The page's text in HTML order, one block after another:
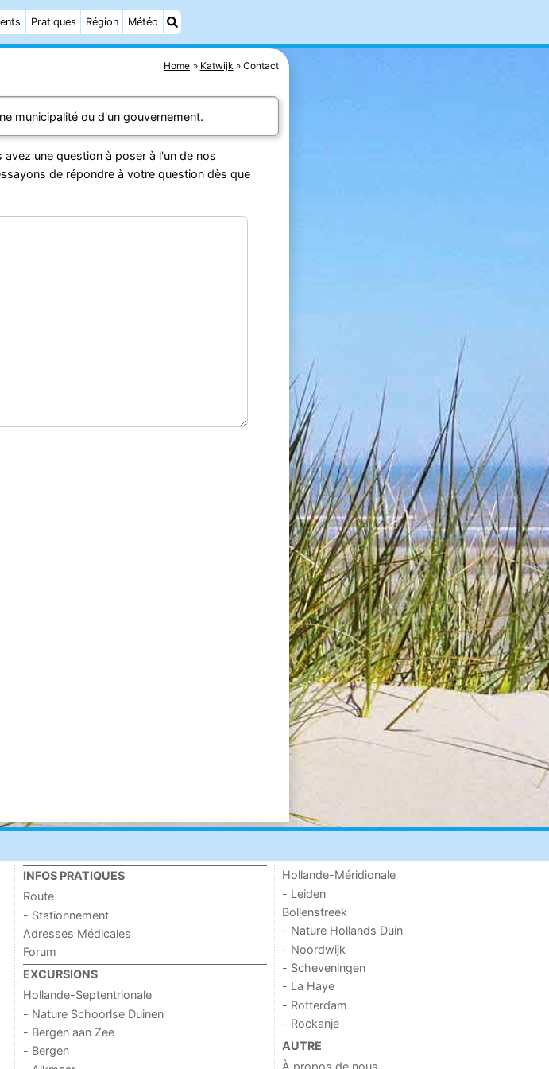
Pratiques Région Météo
Home Katwijk Contact
municipalité ou d'un gouvernement.
une question à poser à l'un de nos
de répondre à votre question dès que
INFOS PRATIQUES
Route
- Stationnement
Adresses Médicales
Forum
EXCURSIONS
Hollande-Septentrionale
- Nature Schoorlse Duinen
- Bergen aan Zee
- Bergen
Hollande-Méridionale
- Leiden
Bollenstreek
- Nature Hollands Duin
- Noordwijk
- Scheveningen
- La Haye
- Rotterdam
- Rockanje
AUTRE
À propos de nous